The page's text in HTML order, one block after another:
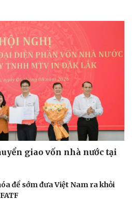
giao vốn nhà nước tại
để sớm đưa Việt Nam ra khỏi